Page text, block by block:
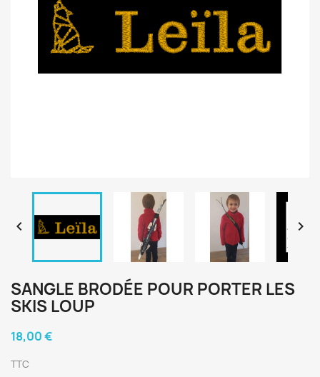
 
SANGLE BRODÉE POUR PORTER LES
SKIS LOUP
18,00 €
TTC